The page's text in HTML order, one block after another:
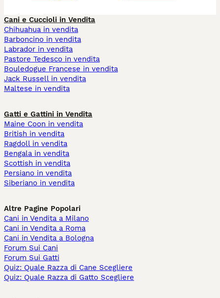
Cani e Cuccioli in Vendita
Chihuahua in vendita
Barboncino in vendita
Labrador in vendita
Pastore Tedesco in vendita
Bouledogue Francese in vendita
Jack Russell in vendita
Maltese in vendita
Gatti e Gattini in Vendita
Maine Coon in vendita
British in vendita
Ragdoll in vendita
Bengala in vendita
Scottish in vendita
Persiano in vendita
Siberiano in vendita
Altre Pagine Popolari
Cani in Vendita a Milano
Cani in Vendita a Roma
Cani in Vendita a Bologna
Forum Sui Cani
Forum Sui Gatti
Quiz: Quale Razza di Cane Scegliere
Quiz: Quale Razza di Gatto Scegliere